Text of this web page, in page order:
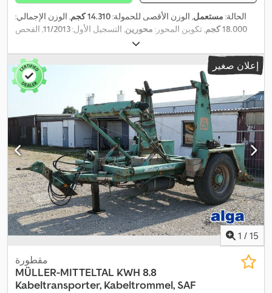
الحالة: مستعمل, الوزن الأقصى للحمولة:14.310 كجم
, الوزن الإجمالي:
18.000 كجم
, تكوين المحور: محورين, التسجيل الأول:11/2013, الفحص
, عرض مساحة
التحميل:2.486 مم , ارتفاع مساحة التحميل:800 مم , الطول الكلي:8.750
مم, العرض الكلي: , معدات:نظام
إعلان صغير
1 / 15
مقطورة
MÜLLER-MITTELTAL KWH 8.8
Kabeltransporter, Kabeltrommel, SAF